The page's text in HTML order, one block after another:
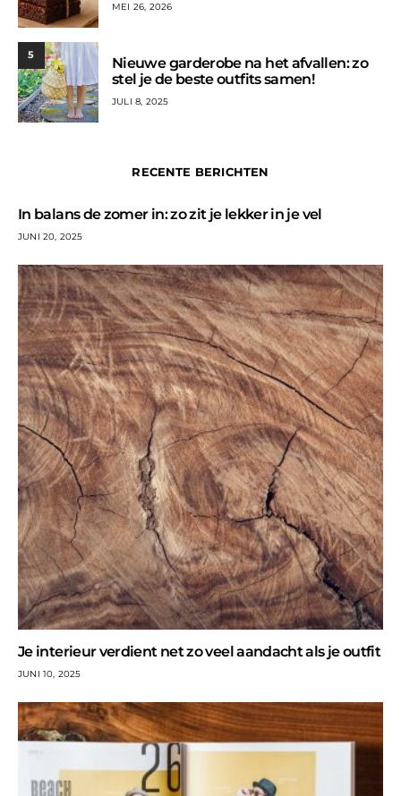
MEI 26, 2026
5
Nieuwe garderobe na het afvallen: zo
stel je de beste outfits samen!
JULI 8, 2025
RECENTE BERICHTEN
In balans de zomer in: zo zit je lekker in je vel
JUNI 20, 2025
Je interieur verdient net zo veel aandacht als je outfit
JUNI 10, 2025